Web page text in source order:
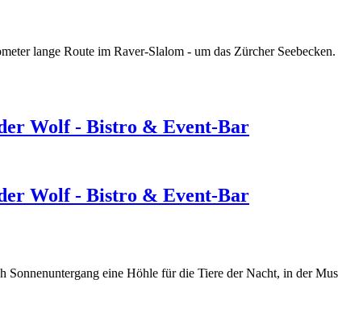
lange Route im Raver-Slalom - um das Zürcher
Wolf - Bistro & Event-Bar
Wolf - Bistro & Event-Bar
eine Höhle für die Tiere der Nacht, in der